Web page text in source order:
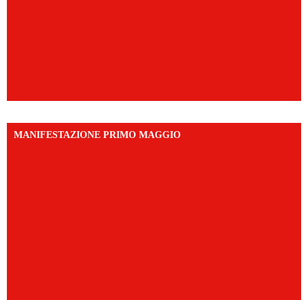
MANIFESTAZIONE PRIMO MAGGIO